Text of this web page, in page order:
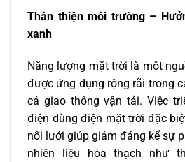
Thân thiện môi trường –
xanh
Năng lượng mặt trời là một
được ứng dụng rộng rãi trong
cả giao thông vận tải. Việc
điện dùng điện mặt trời đặc
nối lưới giúp giảm đáng kể sự
nhiên liệu hóa thạch như